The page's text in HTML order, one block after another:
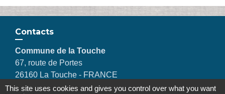
Contacts
Commune de la Touche
67, route de Portes
26160 La Touche - FRANCE
+33 4 75 53 90 10
This site uses cookies and gives you control over what you want